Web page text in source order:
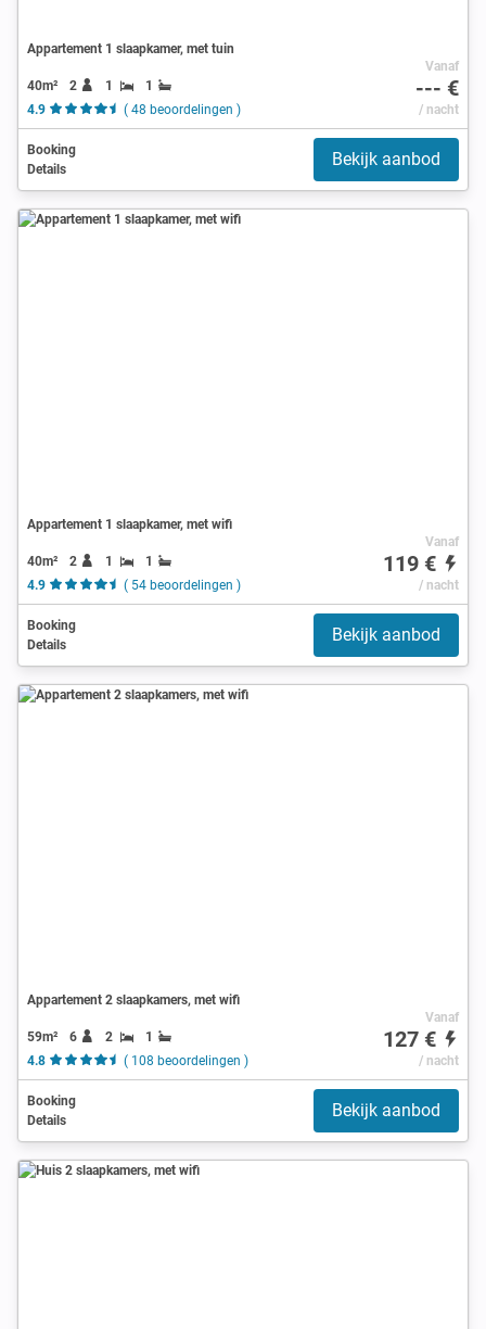
Appartement 1 slaapkamer, met tuin
40m² 2 1
1
4.9
( 48 beoordelingen )
Vanaf
--- €
/ nacht
Booking
Details
Bekijk aanbod
Appartement 1 slaapkamer, met wifi
40m² 2 1
1
4.9
( 54 beoordelingen )
Vanaf
119 €
/ nacht
Booking
Details
Bekijk aanbod
Appartement 2 slaapkamers, met wifi
59m² 6 2
1
4.8
( 108 beoordelingen )
Vanaf
127 €
/ nacht
Booking
Details
Bekijk aanbod